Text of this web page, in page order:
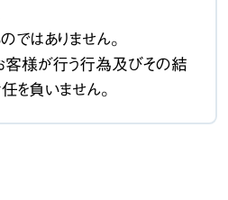
ではありません。
客様が行う行為及びその結
を負いません。